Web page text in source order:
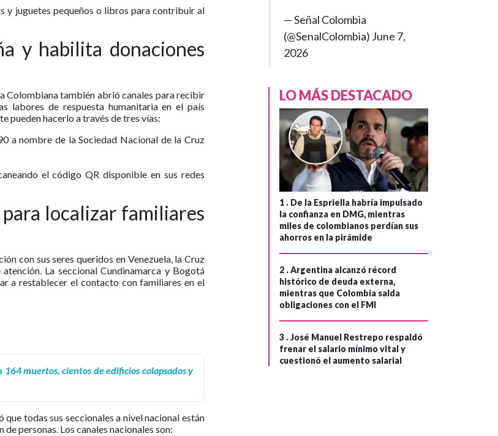
y juguetes pequeños o libros para contribuir al
y habilita donaciones
Colombiana también abrió canales para recibir
labores de respuesta humanitaria en el país
pueden hacerlo a través de tres vías:
a nombre de la Sociedad Nacional de la Cruz
el código QR disponible en sus redes
localizar familiares
con sus seres queridos en Venezuela, la Cruz
La seccional Cundinamarca y Bogotá
a restablecer el contacto con familiares en el
muertos, cientos de edificios colapsados y
todas sus seccionales a nivel nacional están
personas. Los canales nacionales son:
— Señal Colombia
(@SenalColombia) June 7,
2026
LO MÁS DESTACADO
1 . De la Espriella habría impulsado
la confianza en DMG, mientras
miles de colombianos perdían sus
ahorros en la pirámide
2 .Argentina alcanzó récord
histórico de deuda externa,
mientras que Colombia salda
obligaciones con el FMI
3 .José Manuel Restrepo respaldó
frenar el salario mínimo vital y
cuestionó el aumento salarial